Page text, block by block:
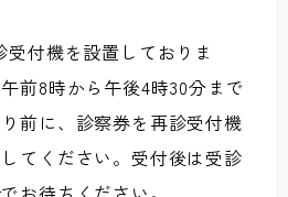
付機を設置しておりま
前8時から午後4時30分まで
前に、診察券を再診受付機
てください。受付後は受診